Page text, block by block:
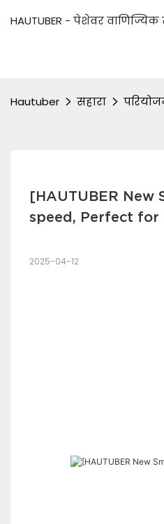
HAUTUBER - पेशेवर
Hautuber सहारा
[HAUTUBER New
speed, Perfect for
2025-04-12